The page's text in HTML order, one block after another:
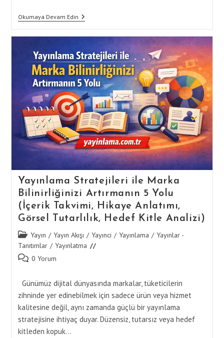
Okumaya Devam EdinRestoran,
Yerel
İşletmeler
İçin
Dijital
İlan
Yayınlama
Stratejileri
Yayınlama Stratejileri ile Marka
Bilinirliğinizi Artırmanın 5 Yolu
(İçerik Takvimi, Hikaye Anlatımı,
Görsel Tutarlılık, Hedef Kitle Analizi)
Post
category:
Yayın / Yayın Akışı / Yayıncı / Yayınlama / Yayınlar -
Tanıtımlar / Yayınlatma
Post 0 Yorum
Günümüz dijital dünyasında markalar, tüketicilerin
zihninde yer edinebilmek için sadece ürün veya hizmet
kalitesine değil, aynı zamanda güçlü bir yayınlama
stratejisine ihtiyaç duyar. Düzensiz, tutarsız veya hedef
kitleden kopuk…